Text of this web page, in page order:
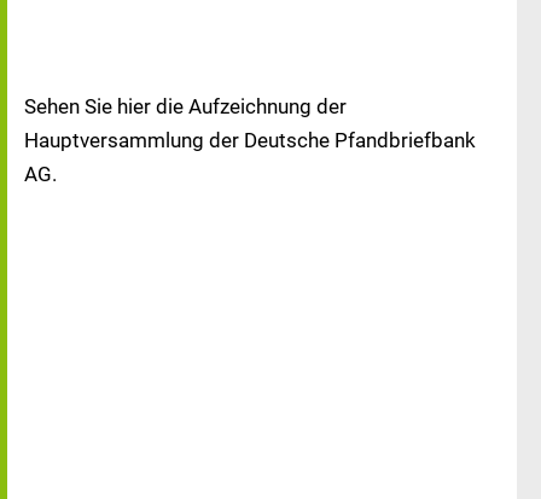
Sehen Sie hier die Aufzeichnung der
Hauptversammlung der Deutsche Pfandbriefbank
AG.